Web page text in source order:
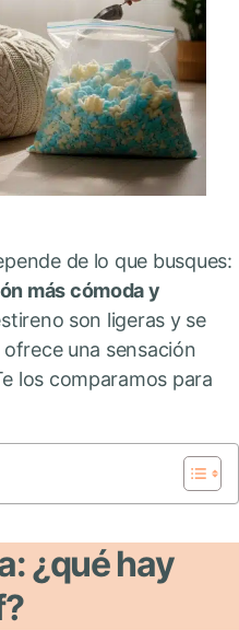
de lo que busques:
más cómoda y
son ligeras y se
una sensación
los comparamos para
¿qué hay